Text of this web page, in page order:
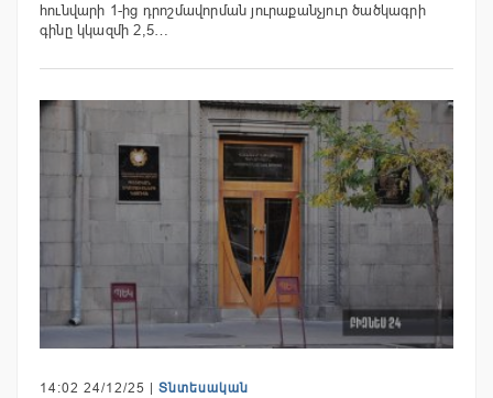
հունվարի 1-ից դրոշմավորման յուրաքանչյուր ծածկագրի
գինը կկազմի 2,5…
14:02 24/12/25 | Տնտեսական